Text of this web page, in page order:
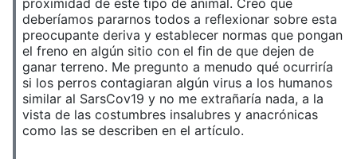
proximidad de este tipo de animal. Creo que
deberíamos pararnos todos a reflexionar sobre esta
preocupante deriva y establecer normas que pongan
el freno en algún sitio con el fin de que dejen de
ganar terreno. Me pregunto a menudo qué ocurriría
si los perros contagiaran algún virus a los humanos
similar al SarsCov19 y no me extrañaría nada, a la
vista de las costumbres insalubres y anacrónicas
como las se describen en el artículo.